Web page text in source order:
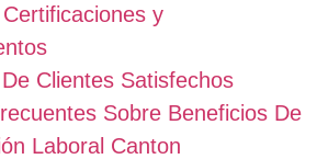
y
Clientes Satisfechos
Sobre Beneficios De
Laboral Canton